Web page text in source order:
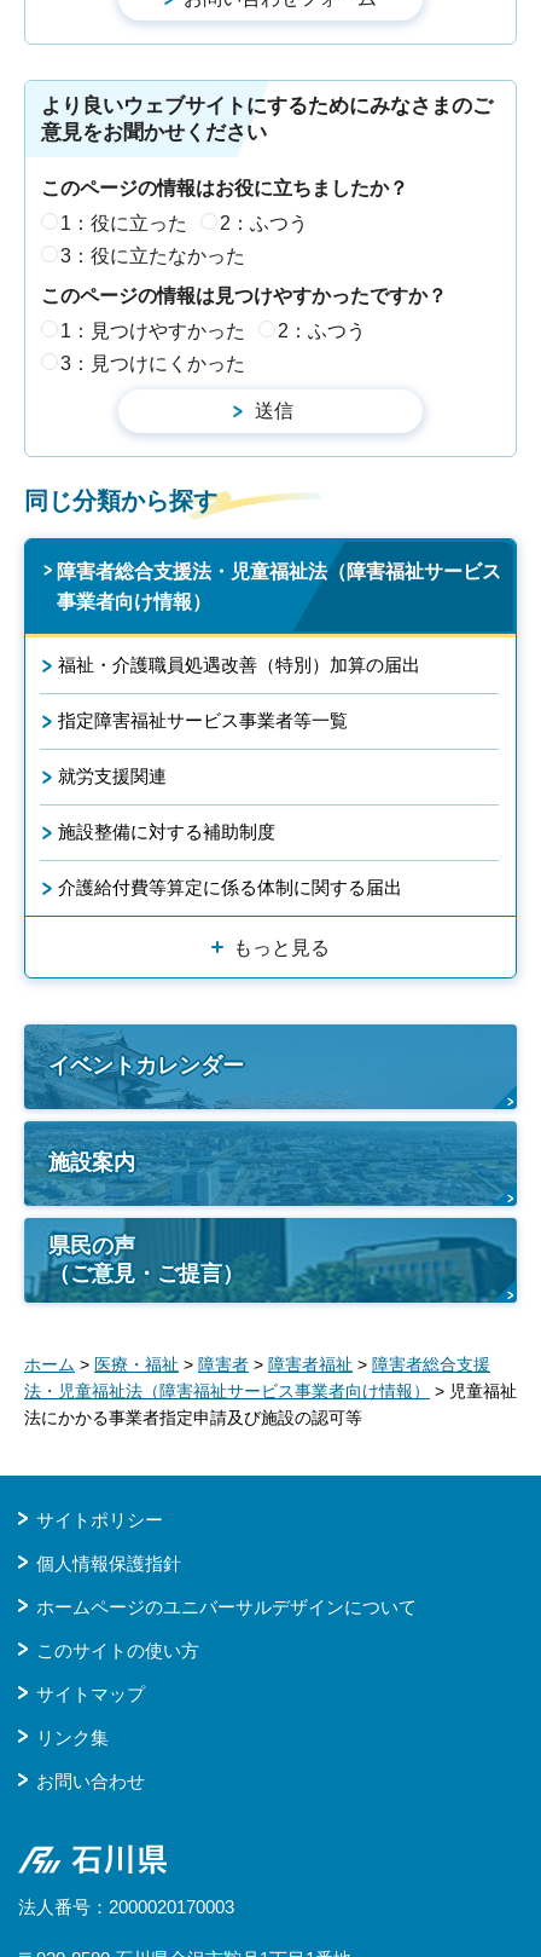
より良いウェブサイトにするためにみなさまのご
意見をお聞かせください
このページの情報はお役に立ちましたか？
1：役に立った
2：ふつう
3：役に立たなかった
このページの情報は見つけやすかったですか？
1：見つけやすかった
2：ふつう
3：見つけにくかった
同じ分類から探す
障害者総合支援法・児童福祉法（障害福祉サービス
事業者向け情報）
福祉・介護職員処遇改善（特別）加算の届出
指定障害福祉サービス事業者等一覧
就労支援関連
施設整備に対する補助制度
介護給付費等算定に係る体制に関する届出
もっと見る
イベントカレンダー
施設案内
県民の声
（ご意見・ご提言）
ホーム > 医療・福祉 > 障害者 > 障害者福祉 > 障害者総合支援
法・児童福祉法（障害福祉サービス事業者向け情報）
> 児童福祉
法にかかる事業者指定申請及び施設の認可等
サイトポリシー
個人情報保護指針
ホームページのユニバーサルデザインについて
このサイトの使い方
サイトマップ
リンク集
お問い合わせ
石川県
法人番号：2000020170003